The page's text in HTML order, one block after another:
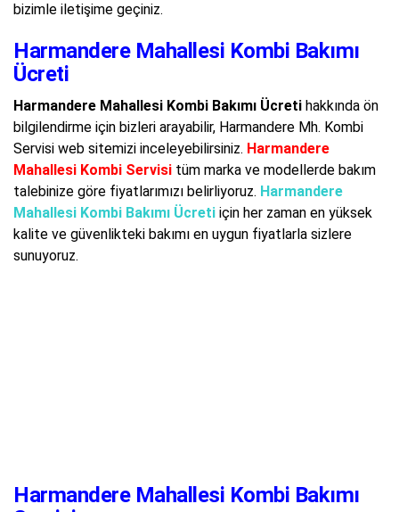
bizimle iletişime geçiniz.
Harmandere Mahallesi Kombi Bakımı
Ücreti
Harmandere Mahallesi Kombi Bakımı Ücreti hakkında ön
bilgilendirme için bizleri arayabilir, Harmandere Mh. Kombi
Servisi web sitemizi inceleyebilirsiniz. Harmandere
Mahallesi Kombi Servisi tüm marka ve modellerde bakım
talebinize göre fiyatlarımızı belirliyoruz. Harmandere
Mahallesi Kombi Bakımı Ücreti için her zaman en yüksek
kalite ve güvenlikteki bakımı en uygun fiyatlarla sizlere
sunuyoruz.
Harmandere Mahallesi Kombi Bakımı